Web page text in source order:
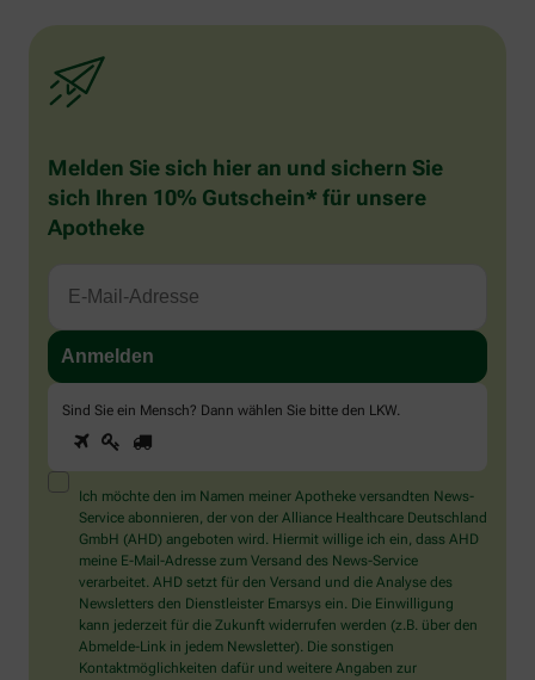
Melden Sie sich hier an und sichern Sie
sich Ihren 10% Gutschein* für unsere
Apotheke
Sind Sie ein Mensch? Dann wählen Sie bitte den LKW.
Sind
Sie
ein
Mensch?
Dann
wählen
Sie
bitte
den
LKW.
1 2
Ich möchte den im Namen meiner Apotheke versandten News-
Service abonnieren, der von der Alliance Healthcare Deutschland
GmbH (AHD) angeboten wird. Hiermit willige ich ein, dass AHD
meine E-Mail-Adresse zum Versand des News-Service
verarbeitet. AHD setzt für den Versand und die Analyse des
Newsletters den Dienstleister Emarsys ein. Die Einwilligung
kann jederzeit für die Zukunft widerrufen werden (z.B. über den
Abmelde-Link in jedem Newsletter). Die sonstigen
Kontaktmöglichkeiten dafür und weitere Angaben zur